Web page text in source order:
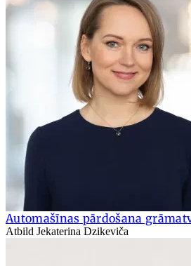
Automašīnas pārdošana
Atbild Jekaterina Dzikeviča